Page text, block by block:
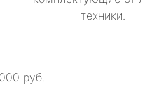
техники.
руб.